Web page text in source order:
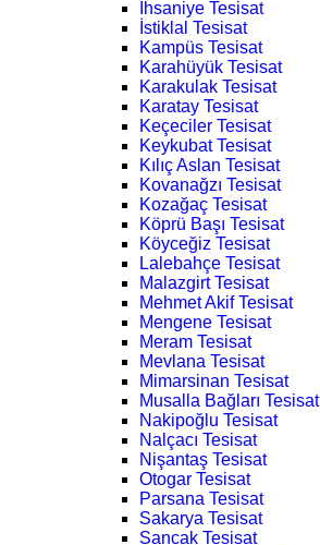
İhsaniye Tesisat
İstiklal Tesisat
Kampüs Tesisat
Karahüyük Tesisat
Karakulak Tesisat
Karatay Tesisat
Keçeciler Tesisat
Keykubat Tesisat
Kılıç Aslan Tesisat
Kovanağzı Tesisat
Kozağaç Tesisat
Köprü Başı Tesisat
Köyceğiz Tesisat
Lalebahçe Tesisat
Malazgirt Tesisat
Mehmet Akif Tesisat
Mengene Tesisat
Meram Tesisat
Mevlana Tesisat
Mimarsinan Tesisat
Musalla Bağları Tesisat
Nakipoğlu Tesisat
Nalçacı Tesisat
Nişantaş Tesisat
Otogar Tesisat
Parsana Tesisat
Sakarya Tesisat
Sancak Tesisat